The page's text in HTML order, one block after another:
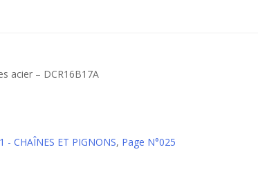
acier – DCR16B17A
- CHAÎNES ET PIGNONS, Page N°025